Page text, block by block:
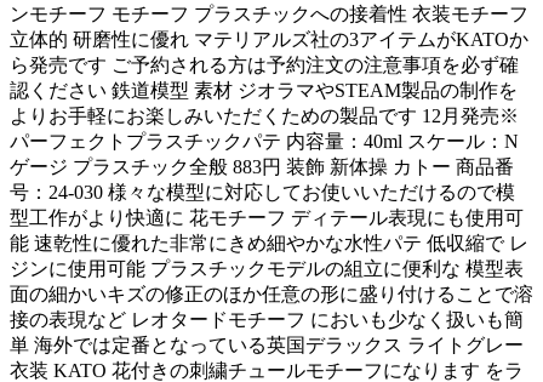
ンモチーフ モチーフ プラスチックへの接着性 衣装モチーフ
立体的 研磨性に優れ マテリアルズ社の3アイテムがKATOか
ら発売です ご予約される方は予約注文の注意事項を必ず確
認ください 鉄道模型 素材 ジオラマやSTEAM製品の制作を
よりお手軽にお楽しみいただくための製品です 12月発売※
パーフェクトプラスチックパテ 内容量：40ml スケール：N
ゲージ プラスチック全般 883円 装飾 新体操 カトー 商品番
号：24-030 様々な模型に対応してお使いいただけるので模
型工作がより快適に 花モチーフ ディテール表現にも使用可
能 速乾性に優れた非常にきめ細やかな水性パテ 低収縮で レ
ジンに使用可能 プラスチックモデルの組立に便利な 模型表
面の細かいキズの修正のほか任意の形に盛り付けることで溶
接の表現など レオタードモチーフ においも少なく扱いも簡
単 海外では定番となっている英国デラックス ライトグレー
衣装 KATO 花付きの刺繍チュールモチーフになります をラ